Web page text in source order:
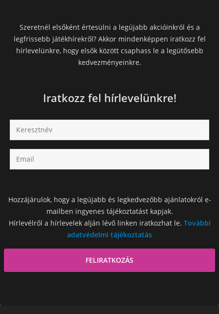
Szeretnél elsőként értesülni a legújabb akcióinkról és a
legfrissebb játékhírekről? Akkor mindenképpen iratkozz fel
hírlevelünkre, hogy elsők között csaphass le a legütősebb
kedvezményeinkre.
Iratkozz fel hírlevelünkre!
Hozzájárulok, hogy a legújabb és legkedvezőbb ajánlatokról e-
mailben ingyenes tájékoztatást kapjak.
Hírlevélről a hírlevelek alján lévő linken iratkozhat le. További
adatvédelmi tájékoztatás